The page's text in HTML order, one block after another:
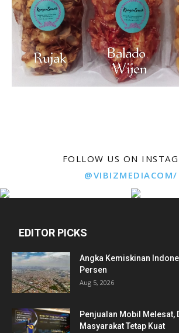
FOLLOW US ON
@VIBIZMEDIACOM/
EDITOR PICKS
Angka Kemiskinan
Persen
Aug 5, 2026
Penjualan Mobil Melesat,
Masyarakat Tetap Kuat